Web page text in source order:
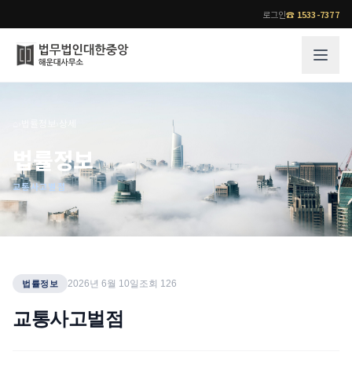
로그인☎ 1533-7377
오시는 길
통합검색
기업 인사이트
사례분석/최신동향
법률지식인
업무분야
전체
법률정보
교통사고벌점
법률정보 2026년 6월 10일 조회 126
교통사고벌점